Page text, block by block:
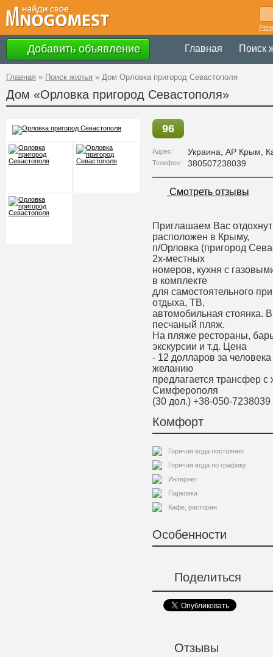
Добавить объявление Главная Поиск
Главная » Поиск жилья » Дом Орловка пригород Севастополя
Дом «Орловка пригород Севастополя»
96
Адрес: Украина АР Крым ,
Телефон: 380507238039
Смотреть отзывы
Приглашаем Вас
расположен в Крыму,
п/Орловка (пригород
2х-местных
номеров, кухня с
в комплекте
для самостоятельного
отдыха, ТВ,
автомобильная стоянка.
песчаный пляж.
На пляже рестораны,
экскурсии и т.д. Цена
- 12 долларов за
желанию
предлагается трансфер
Симферополя
(30 дол.) +38-050-
Комфорт
Горячая вода постоянно
Горячая вода по графику
Интернет
Парковка
Кафе, расторан
Особенности
Поделиться
Отзывы